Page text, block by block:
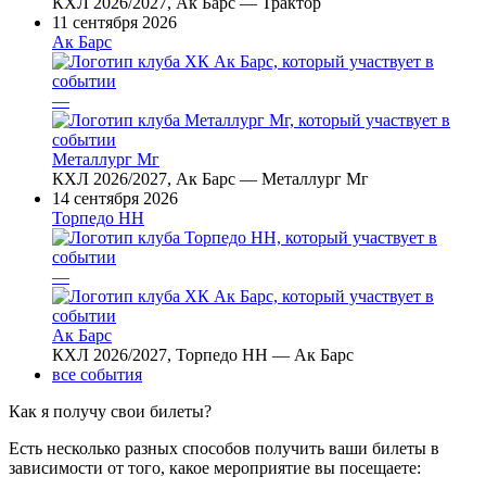
11 сентября 2026
Ак Барс
—
Металлург Мг
КХЛ 2026/2027, Ак Барс — Металлург Мг
14 сентября 2026
Торпедо НН
—
Ак Барс
КХЛ 2026/2027, Торпедо НН — Ак Барс
все события
Как я получу свои билеты?
Есть несколько разных способов получить ваши билеты в
зависимости от того, какое мероприятие вы посещаете: